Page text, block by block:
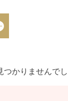
つかりませんで